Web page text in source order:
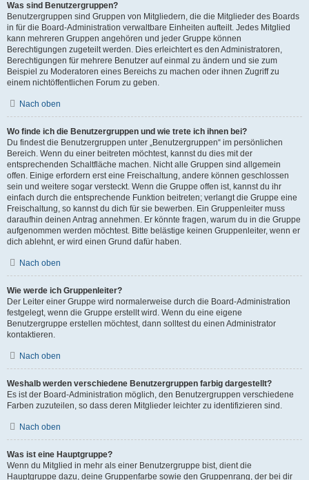
Was sind Benutzergruppen?
Benutzergruppen sind Gruppen von Mitgliedern, die die Mitglieder des Boards
in für die Board-Administration verwaltbare Einheiten aufteilt. Jedes Mitglied
kann mehreren Gruppen angehören und jeder Gruppe können
Berechtigungen zugeteilt werden. Dies erleichtert es den Administratoren,
Berechtigungen für mehrere Benutzer auf einmal zu ändern und sie zum
Beispiel zu Moderatoren eines Bereichs zu machen oder ihnen Zugriff zu
einem nichtöffentlichen Forum zu geben.
Nach oben
Wo finde ich die Benutzergruppen und wie trete ich ihnen bei?
Du findest die Benutzergruppen unter „Benutzergruppen“ im persönlichen
Bereich. Wenn du einer beitreten möchtest, kannst du dies mit der
entsprechenden Schaltfläche machen. Nicht alle Gruppen sind allgemein
offen. Einige erfordern erst eine Freischaltung, andere können geschlossen
sein und weitere sogar versteckt. Wenn die Gruppe offen ist, kannst du ihr
einfach durch die entsprechende Funktion beitreten; verlangt die Gruppe eine
Freischaltung, so kannst du dich für sie bewerben. Ein Gruppenleiter muss
daraufhin deinen Antrag annehmen. Er könnte fragen, warum du in die Gruppe
aufgenommen werden möchtest. Bitte belästige keinen Gruppenleiter, wenn er
dich ablehnt, er wird einen Grund dafür haben.
Nach oben
Wie werde ich Gruppenleiter?
Der Leiter einer Gruppe wird normalerweise durch die Board-Administration
festgelegt, wenn die Gruppe erstellt wird. Wenn du eine eigene
Benutzergruppe erstellen möchtest, dann solltest du einen Administrator
kontaktieren.
Nach oben
Weshalb werden verschiedene Benutzergruppen farbig dargestellt?
Es ist der Board-Administration möglich, den Benutzergruppen verschiedene
Farben zuzuteilen, so dass deren Mitglieder leichter zu identifizieren sind.
Nach oben
Was ist eine Hauptgruppe?
Wenn du Mitglied in mehr als einer Benutzergruppe bist, dient die
Hauptgruppe dazu, deine Gruppenfarbe sowie den Gruppenrang, der bei dir